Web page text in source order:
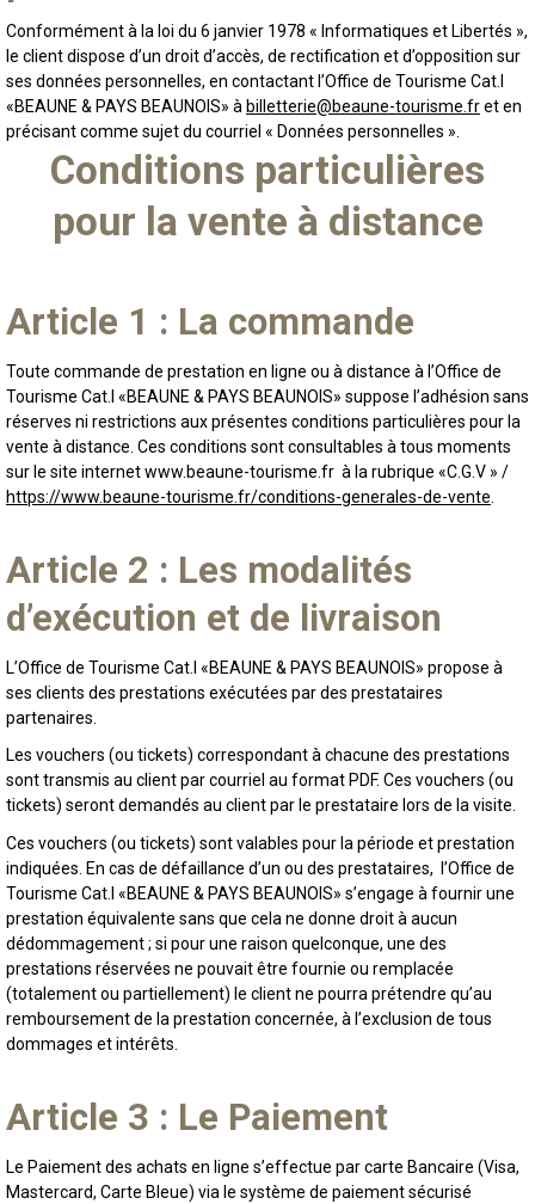
Conformément à la loi du 6 janvier 1978 « Informatiques et Libertés »,
le client dispose d’un droit d’accès, de rectification et d’opposition sur
ses données personnelles, en contactant l’Office de Tourisme Cat.I
«BEAUNE & PAYS BEAUNOIS» à billetterie@beaune-tourisme.fret en
précisant comme sujet du courriel « Données personnelles ».
Conditions particulières
pour la vente à distance
Article 1 : La commande
Toute commande de prestation en ligne ou à distance à l’Office de
Tourisme Cat.I «BEAUNE & PAYS BEAUNOIS» suppose l’adhésion sans
réserves ni restrictions aux présentes conditions particulières pour la
vente à distance. Ces conditions sont consultables à tous moments
sur le site internet www.beaune-tourisme.fr à la rubrique «C.G.V » /
https://www.beaune-tourisme.fr/conditions-generales-de-vente
Article 2 : Les modalités
d’exécution et de livraison
L’Office de Tourisme Cat.I «BEAUNE & PAYS BEAUNOIS» propose à
ses clients des prestations exécutées par des prestataires
partenaires.
Les vouchers (ou tickets) correspondant à chacune des prestations
sont transmis au client par courriel au format PDF. Ces vouchers (ou
tickets) seront demandés au client par le prestataire lors de la visite.
Ces vouchers (ou tickets) sont valables pour la période et prestation
indiquées. En cas de défaillance d’un ou des prestataires, l’Office de
Tourisme Cat.I «BEAUNE & PAYS BEAUNOIS» s’engage à fournir une
prestation équivalente sans que cela ne donne droit à aucun
dédommagement ; si pour une raison quelconque, une des
prestations réservées ne pouvait être fournie ou remplacée
(totalement ou partiellement) le client ne pourra prétendre qu’au
remboursement de la prestation concernée, à l’exclusion de tous
dommages et intérêts.
Article 3 : Le Paiement
Le Paiement des achats en ligne s’effectue par carte Bancaire (Visa,
Mastercard, Carte Bleue) via le système de paiement sécurisé